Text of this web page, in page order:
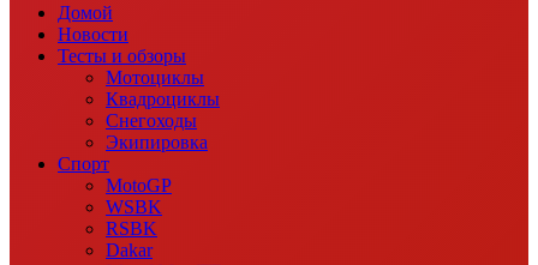
Домой
Новости
Тесты и обзоры
Мотоциклы
Квадроциклы
Снегоходы
Экипировка
Спорт
MotoGP
WSBK
RSBK
Dakar